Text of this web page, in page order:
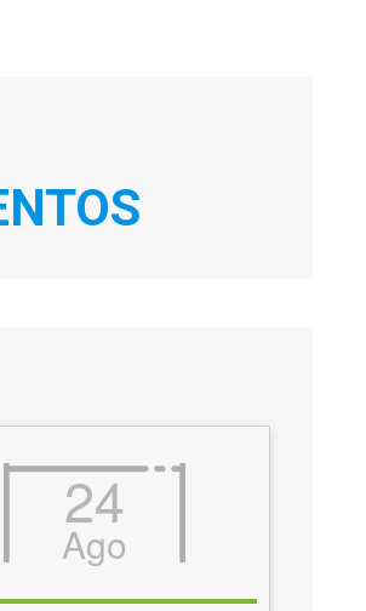
24
Ago